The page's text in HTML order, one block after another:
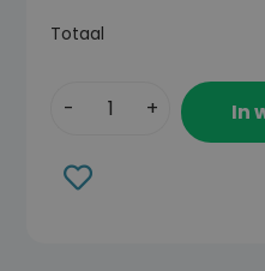
Totaal
In